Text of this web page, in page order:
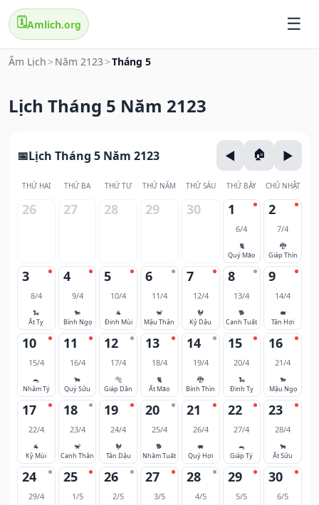
🗓️Amlich.org
Âm Lịch > Năm 2123 >Tháng 5
Lịch Tháng 5 Năm 2123
Lịch Tháng 5 Năm 2123
THỨ HAI THỨ BA THỨ TƯ THỨ NĂM THỨ SÁU THỨ BẢY CHỦ NHẬT
26 27 28 29 30 1
6/4
🐈
Quý Mão
2
7/4
🐉
Giáp Thìn
3
8/4
🐍
Ất Tỵ
4
9/4
🐎
Bính Ngọ
5
10/4
🐐
Đinh Mùi
6
11/4
🐒
Mậu Thân
7
12/4
🐓
Kỷ Dậu
8
13/4
🐕
Canh Tuất
9
14/4
🐖
Tân Hợi
10
15/4
🐀
Nhâm Tý
11
16/4
🐂
Quý Sửu
12
17/4
🐅
Giáp Dần
13
18/4
🐈
Ất Mão
14
19/4
🐉
Bính Thìn
15
20/4
🐍
Đinh Tỵ
16
21/4
🐎
Mậu Ngọ
17
22/4
🐐
Kỷ Mùi
18
23/4
🐒
Canh Thân
19
24/4
🐓
Tân Dậu
20
25/4
🐕
Nhâm Tuất
21
26/4
🐖
Quý Hợi
22
27/4
🐀
Giáp Tý
23
28/4
🐂
Ất Sửu
24
29/4
25
1/5
26
2/5
27
3/5
28
4/5
29
5/5
30
6/5